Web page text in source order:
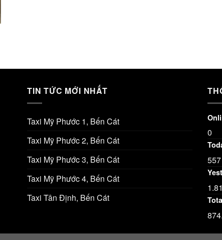
TIN TỨC MỚI NHẤT
Taxi Mỹ Phước 1, Bến Cát
Taxi Mỹ Phước 2, Bến Cát
Taxi Mỹ Phước 3, Bến Cát
Taxi Mỹ Phước 4, Bến Cát
Taxi Tân Định, Bến Cát
0
557